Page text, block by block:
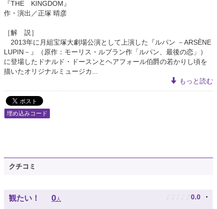
『THE KINGDOM』
作・演出／正塚 晴彦
［解 説］
2013年に月組宝塚大劇場公演として上演した『ルパン －ARSÈNE
LUPIN－』（原作：モーリス・ルブラン作「ルパン、最後の恋」）
に登場したドナルド・ドースンとヘアフォール伯爵の若かりし頃を
描いたオリジナルミュージカ...
もっと読む
埋め込みコード
クチコミ
観たい！ 0人 ♪ ♪ ♪ ♪ ♪ 0.0